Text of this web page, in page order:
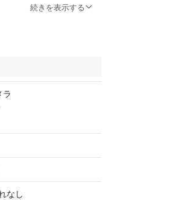
臭無し)
続きを表示する
ラ
なし